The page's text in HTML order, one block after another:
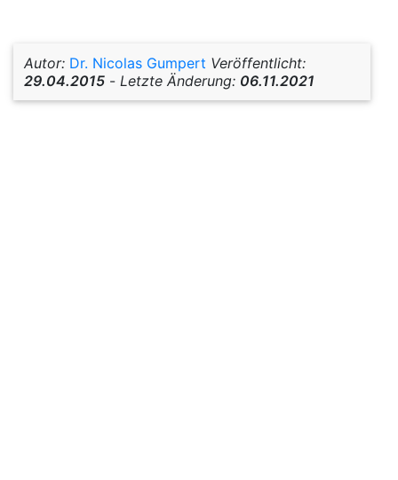
Autor: Dr. Nicolas Gumpert Veröffentlicht:
29.04.2015 - Letzte Änderung: 06.11.2021